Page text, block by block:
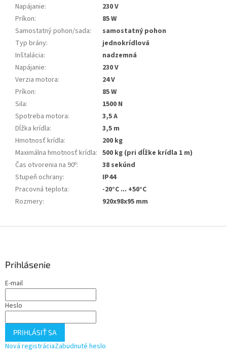
Napájanie:
230 V
Príkon:
85 W
Samostatný pohon/sada:
samostatný pohon
Typ brány:
jednokrídlová
Inštalácia:
nadzemná
Napájanie:
230 V
Verzia motora:
24 V
Príkon:
85 W
Sila:
1500 N
Spotreba motora:
3,5 A
Dĺžka krídla:
3,5 m
Hmotnosť krídla:
200 kg
Maximálna hmotnosť krídla: 500 kg (pri dĺžke krídla 1 m)
Čas otvorenia na 90º:
38 sekúnd
Stupeň ochrany:
IP44
Pracovná teplota:
-20°C ... +50°C
Rozmery: 920x98x95 mm
Prihlásenie
E-mail
Heslo
PRIHLÁSIŤ SA
Nová registráciaZabudnuté heslo